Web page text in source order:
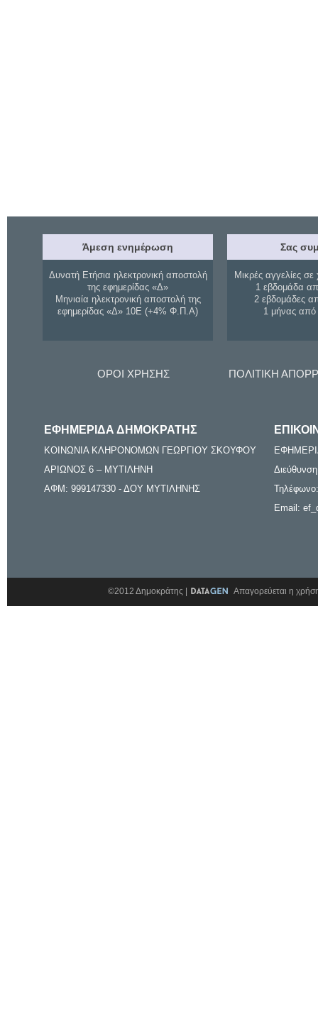
Άμεση ενημέρωση
Δυνατή Ετήσια ηλεκτρονική αποστολή
της εφημερίδας «Δ»
Μηνιαία ηλεκτρονική αποστολή της
εφημερίδας «Δ» 10Ε (+4% Φ.Π.Α)
Σας
Μικρές αγγελίες σε
1 εβδομάδα
2 εβδομάδες
1 μήνας
ΟΡΟΙ ΧΡΗΣΗΣ ΠΟΛΙΤΙΚΗ
ΕΦΗΜΕΡΙΔΑ ΔΗΜΟΚΡΑΤΗΣ
ΚΟΙΝΩΝΙΑ ΚΛΗΡΟΝΟΜΩΝ ΓΕΩΡΓΙΟΥ ΣΚΟΥΦΟΥ
ΑΡΙΩΝΟΣ 6 – ΜΥΤΙΛΗΝΗ
ΑΦΜ: 999147330 - ΔΟΥ ΜΥΤΙΛΗΝΗΣ
Email:
©2012 Δημοκράτης | Απαγορεύεται η